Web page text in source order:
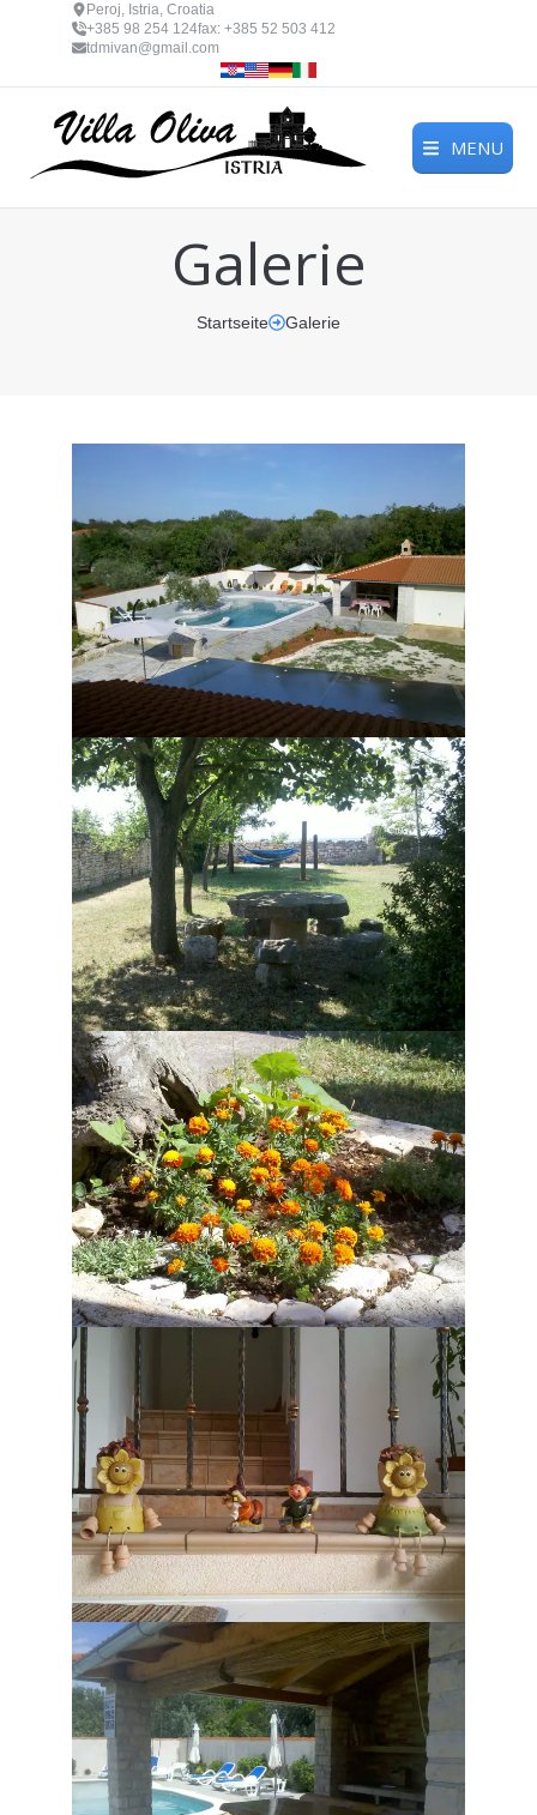
Peroj, Istria, Croatia
+385 98 254 124fax: +385 52 503 412
tdmivan@gmail.com
MENU
Galerie
Startseite Galerie